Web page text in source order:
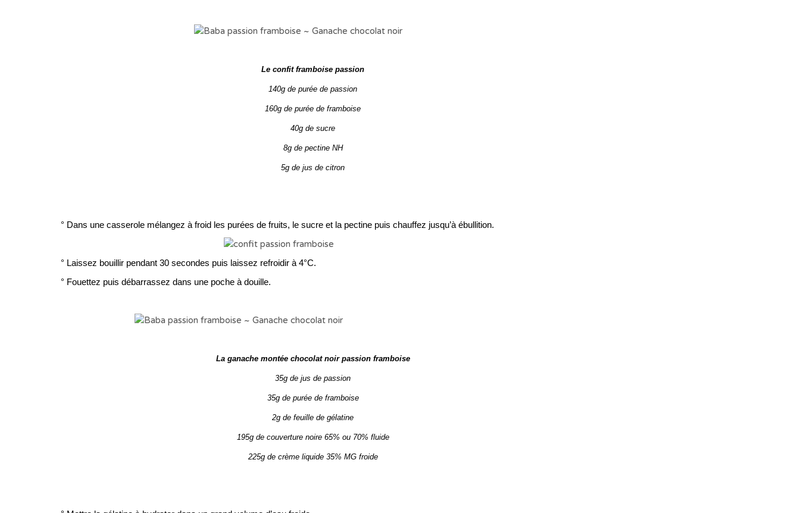
Le confit framboise passion
140g de purée de passion
160g de purée de framboise
40g de sucre
8g de pectine NH
5g de jus de citron
° Dans une casserole mélangez à froid les purées de fruits, le sucre et la pectine puis chauffez jusqu’à ébullition.
° Laissez bouillir pendant 30 secondes puis laissez refroidir à 4°C.
° Fouettez puis débarrassez dans une poche à douille.
La ganache montée chocolat noir passion framboise
35g de jus de passion
35g de purée de framboise
2g de feuille de gélatine
195g de couverture noire 65% ou 70% fluide
225g de crème liquide 35% MG froide